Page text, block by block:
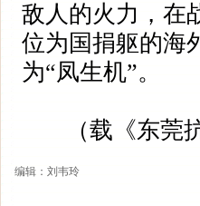
敌人的火力，在
位为国捐躯的海
为“凤生机”。
（载《东
编辑：刘韦玲